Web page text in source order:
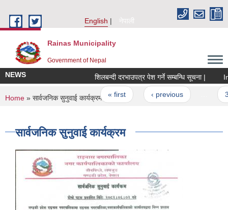
English
नेपाली
Rainas Municipality
Government of Nepal
NEWS शिलबन्दी दरभाउपत्र पेश गर्ने सम्बन्धि सूचना |
Pages
« first ‹ previous 34
You are here
Home » सार्वजनिक सुनुवाई कार्यक्रम
सार्वजनिक सुनुवाई कार्यक्रम